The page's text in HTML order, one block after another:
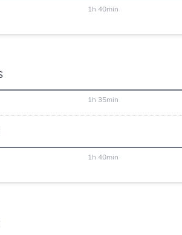
1h 40min
1h 35min
1h 40min